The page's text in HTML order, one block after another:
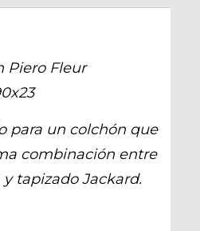
Piero Fleur
para un colchón que
combinación entre
tapizado Jackard.